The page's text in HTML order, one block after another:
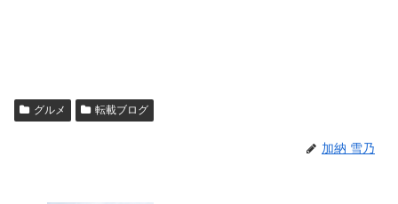
グルメ 転載ブログ
加納 雪乃